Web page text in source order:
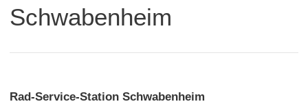
Schwabenheim
Rad-Service-Station Schwabenheim